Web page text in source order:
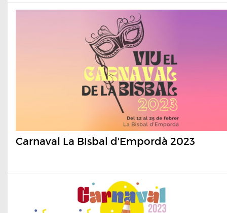
Carnaval La Bisbal d'Empordà 2023